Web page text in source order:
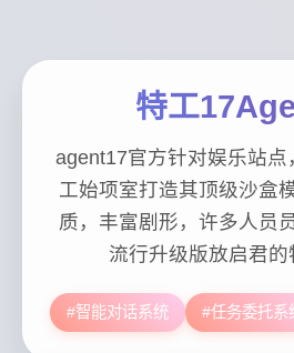
特工
agent17官方针对娱乐站点
工始项室打造其顶级沙盒
质，丰富剧形，许多人员
流行升级版放启君的
#智能对话系统 #任务委托系